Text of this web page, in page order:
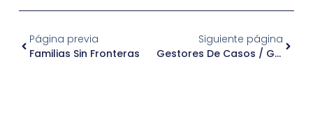
Página previa
Familias Sin Fronteras
Siguiente página
Gestores De Casos / Gestor Territorial Para Oficina Local De La Niñez